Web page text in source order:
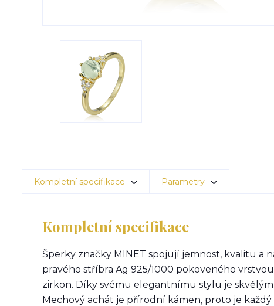
Kompletní specifikace Parametry
Kompletní specifikace
Šperky značky MINET spojují jemnost, kvalitu a
pravého stříbra Ag 925/1000 pokoveného
zirkon. Díky svému elegantnímu stylu je
Mechový achát je přírodní kámen, proto je